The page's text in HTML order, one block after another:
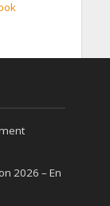
2026 – En